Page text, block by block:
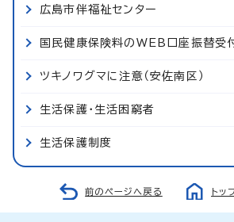
広島市伴福祉センター
国民健康保険料のWEB口座振替受
ツキノワグマに注意（安佐南区）
生活保護・生活困窮者
生活保護制度
前のページへ戻る トッ